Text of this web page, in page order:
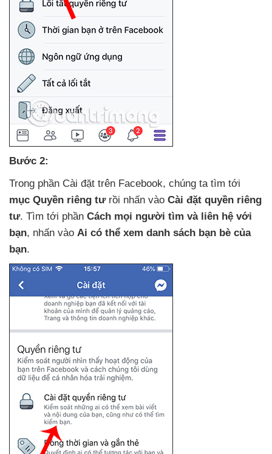
Bước 2:
Trong phần Cài đặt trên Facebook, chúng ta tìm tới
mục Quyền riêng tưrồi nhấn vào Cài đặt quyền riêng
tư. Tìm tới phần Cách mọi người tìm và liên hệ với
bạn, nhấn vào Ai có thể xem danh sách bạn bè của
bạn.